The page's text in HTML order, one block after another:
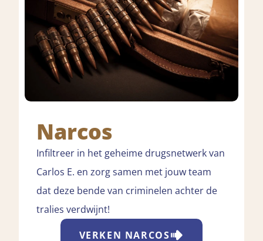
Narcos
Infiltreer in het geheime drugsnetwerk van
Carlos E. en zorg samen met jouw team
dat deze bende van criminelen achter de
tralies verdwijnt!
VERKEN NARCOS